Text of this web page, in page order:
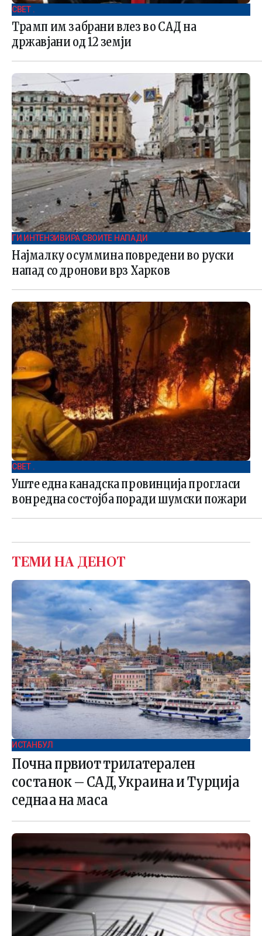
СВЕТ .
Трамп им забрани влез во САД на
државјани од 12 земји
ГИ ИНТЕНЗИВИРА СВОИТЕ НАПАДИ
Најмалку осуммина повредени во руски
напад со дронови врз Харков
СВЕТ .
Уште една канадска провинција прогласи
вонредна состојба поради шумски пожари
ТЕМИ НА ДЕНОТ
ИСТАНБУЛ
Почна првиот трилатерален
состанок – САД, Украина и Турција
седнаа на маса